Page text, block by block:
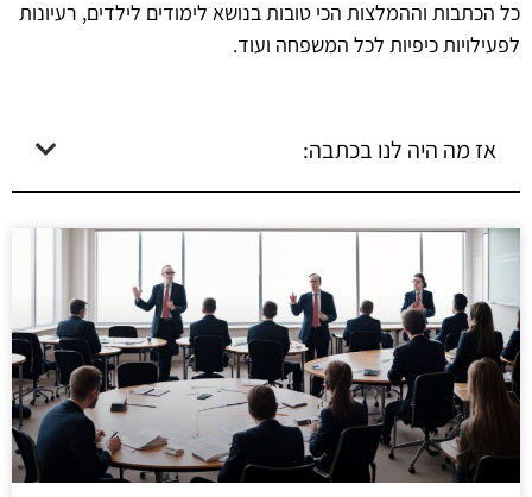
כל הכתבות וההמלצות הכי טובות בנושא לימודים לילדים, רעיונות
לפעילויות כיפיות לכל המשפחה ועוד.
אז מה היה לנו בכתבה: